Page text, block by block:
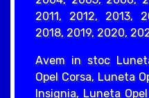
2011, 2012, 2013,
2018, 2019, 2020,
Avem in stoc
Opel Corsa, Luneta
Insignia, Luneta